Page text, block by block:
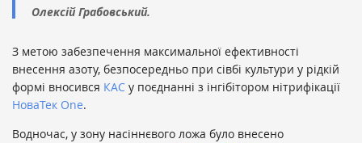
Олексій Грабовський.
З метою забезпечення максимальної ефективності
внесення азоту, безпосередньо при сівбі культури у рідкій
формі вносився КАС у поєднанні з інгібітором нітрифікації
НоваТек One.
Водночас, у зону насіннєвого ложа було внесено